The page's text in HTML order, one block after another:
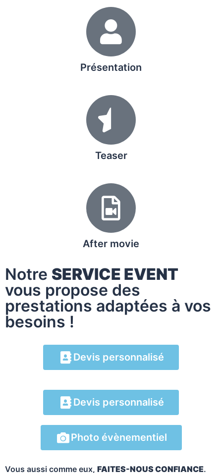
Présentation
Teaser
After movie
Notre SERVICE EVENT
vous propose des
prestations adaptées à vos
besoins !
Devis personnalisé
Devis personnalisé
Photo évènementiel
Vous aussi comme eux, FAITES-NOUS CONFIANCE.